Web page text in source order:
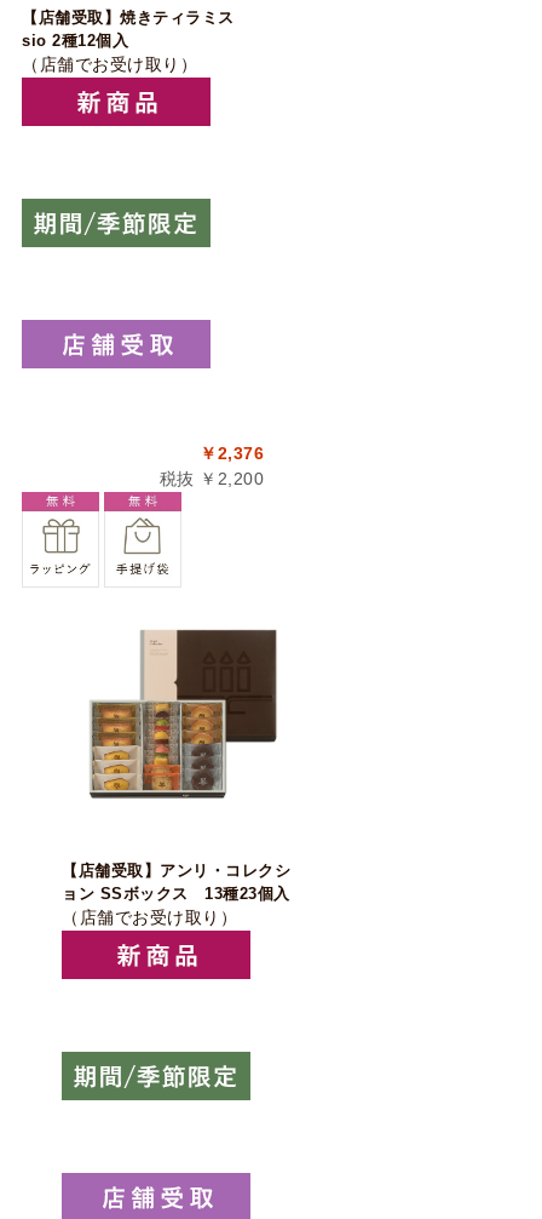
【店舗受取】焼きティラミス
sio 2種12個入
（店舗でお受け取り）
￥2,376
税抜 ￥2,200
【店舗受取】アンリ・コレクシ
ョン SSボックス 13種23個入
（店舗でお受け取り）